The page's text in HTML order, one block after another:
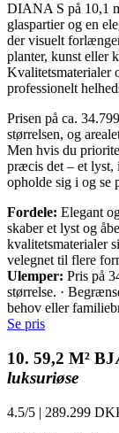
DIANA S på 10,1
glaspartier og en
der visuelt
planter, kunst eller
Kvalitetsmaterialer
professionelt
Prisen på ca.
størrelsen, og
Men hvis du
præcis det – et lyst,
opholde sig i og se
Fordele: Elegant
skaber et lyst og
kvalitetsmaterialer
velegnet til flere
Ulemper: Pris på
størrelse. ·
behov eller
Se pris
10. 59,2 M²
luksuriøse
4.5/5 | 289.299